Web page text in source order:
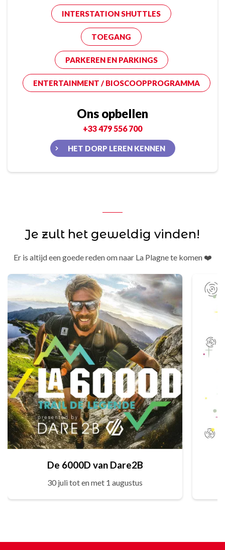
INTERSTATION SHUTTLES
TOEGANG
PARKEREN EN PARKINGS
ENTERTAINMENT / BIOSCOOPPROGRAMMA
Ons opbellen
+33 479 556 700
HET DORP LEREN KENNEN
Je zult het geweldig vinden!
Er is altijd een goede reden om naar La Plagne te komen ❤️
De 6000D van Dare2B
30 juli tot en met 1 augustus